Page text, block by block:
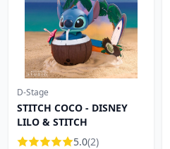
D-Stage
STITCH COCO - DISNEY
LILO & STITCH
5.0(2)